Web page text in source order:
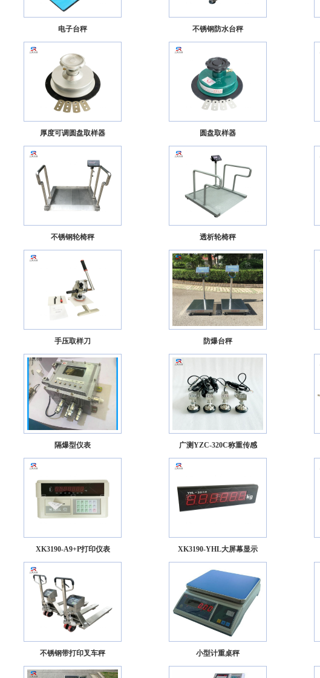
电子台秤 不锈钢防水台秤
厚度可调圆盘取样器 圆盘取样器
不锈钢轮椅秤 透析轮椅秤
手压取样刀 防爆台秤
隔爆型仪表 广测YZC-320C称重传感
XK3190-A9+P打印仪表 XK3190-YHL大屏幕显示
不锈钢带打印叉车秤 小型计重桌秤